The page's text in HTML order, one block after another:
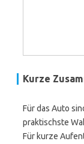
Kurze
Für das Auto
praktischste
Für kurze